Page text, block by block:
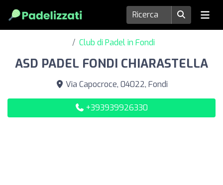
Club di Padel in Fondi
ASD PADEL FONDI CHIARASTELLA
Via Capocroce, 04022, Fondi
+393939926330